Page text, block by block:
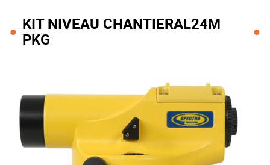
KIT NIVEAU CHANTIERAL24M
PKG